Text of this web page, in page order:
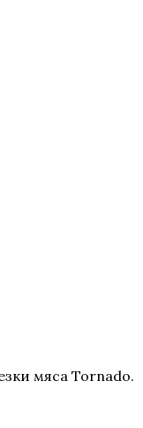
мяса Tornado.